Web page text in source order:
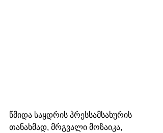
წმიდა საყდრის პრესსამსახურის
თანახმად, მრგვალი მოზაიკა,